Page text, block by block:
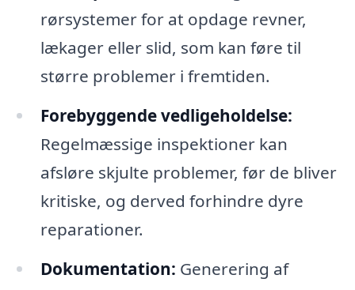
rørsystemer for at opdage revner,
lækager eller slid, som kan føre til
større problemer i fremtiden.
Forebyggende vedligeholdelse:
Regelmæssige inspektioner kan
afsløre skjulte problemer, før de bliver
kritiske, og derved forhindre dyre
reparationer.
Dokumentation: Generering af